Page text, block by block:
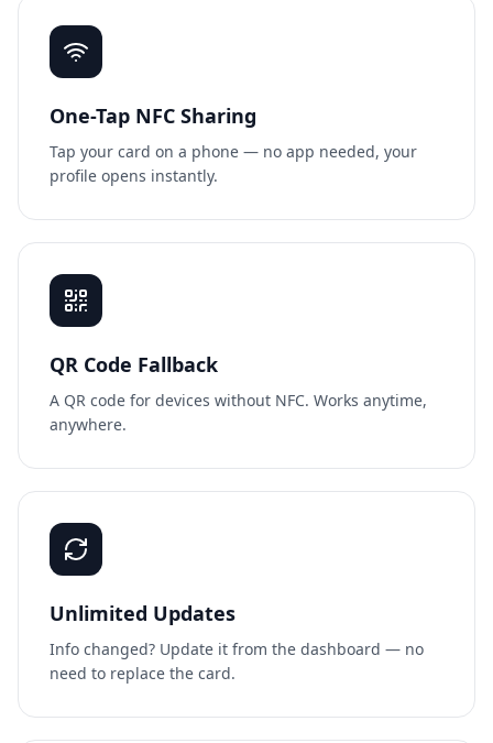
One-Tap NFC Sharing
Tap your card on a phone — no app needed, your
profile opens instantly.
QR Code Fallback
A QR code for devices without NFC. Works anytime,
anywhere.
Unlimited Updates
Info changed? Update it from the dashboard — no
need to replace the card.